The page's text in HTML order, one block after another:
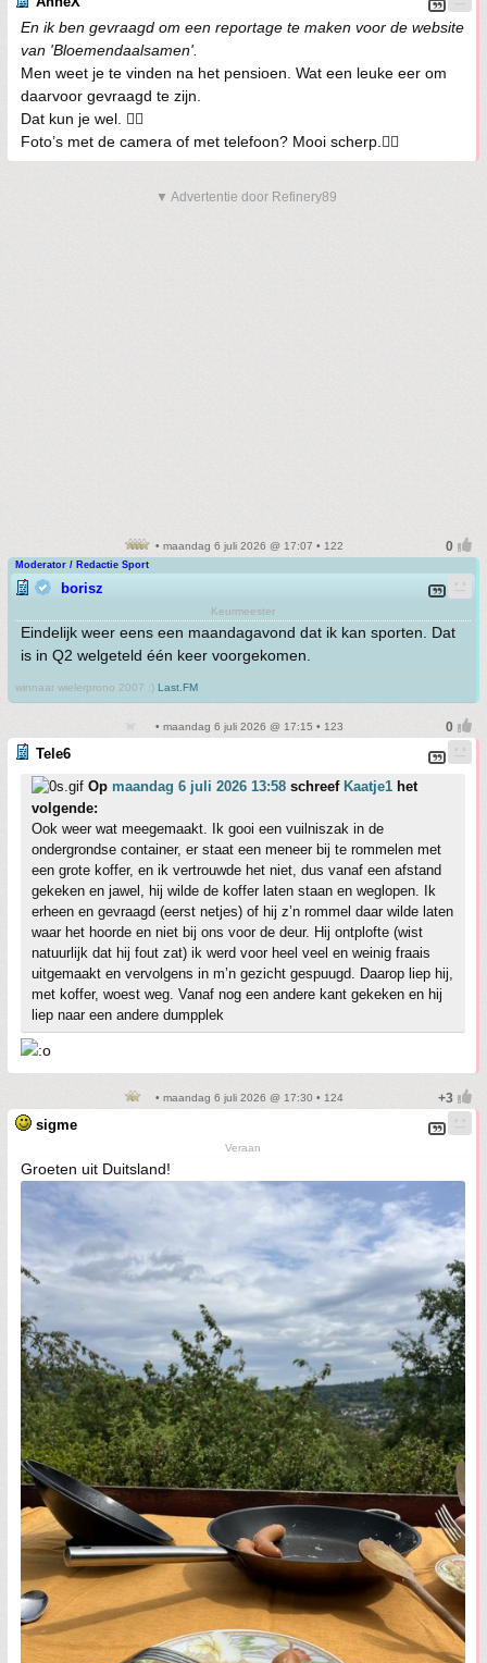
En ik ben gevraagd om een reportage te maken voor de website
van 'Bloemendaalsamen'.
Men weet je te vinden na het pensioen. Wat een leuke eer om
daarvoor gevraagd te zijn.
Dat kun je wel. 👍🏼
Foto’s met de camera of met telefoon? Mooi scherp.👍🏼
▼ Advertentie door Refinery89
• maandag 6 juli 2026 @ 17:07 • 122
Moderator / Redactie Sport
borisz
Keurmeester
Eindelijk weer eens een maandagavond dat ik kan sporten. Dat
is in Q2 welgeteld één keer voorgekomen.
winnaar wielerprono 2007 :) Last.FM
• maandag 6 juli 2026 @ 17:15 • 123
Tele6
Op maandag 6 juli 2026 13:58 schreef Kaatje1 het
volgende:
Ook weer wat meegemaakt. Ik gooi een vuilniszak in de
ondergrondse container, er staat een meneer bij te rommelen met
een grote koffer, en ik vertrouwde het niet, dus vanaf een afstand
gekeken en jawel, hij wilde de koffer laten staan en weglopen. Ik
erheen en gevraagd (eerst netjes) of hij z’n rommel daar wilde laten
waar het hoorde en niet bij ons voor de deur. Hij ontplofte (wist
natuurlijk dat hij fout zat) ik werd voor heel veel en weinig fraais
uitgemaakt en vervolgens in m’n gezicht gespuugd. Daarop liep hij,
met koffer, woest weg. Vanaf nog een andere kant gekeken en hij
liep naar een andere dumpplek
• maandag 6 juli 2026 @ 17:30 • 124
sigme
Veraan
Groeten uit Duitsland!